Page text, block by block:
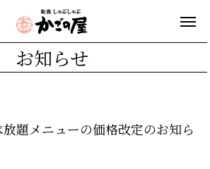
お知らせ
放題メニューの価格改定のお知ら